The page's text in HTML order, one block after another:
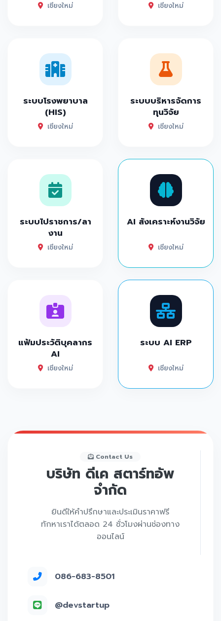
เชียงใหม่ เชียงใหม่
ระบบโรงพยาบาล
(HIS)
เชียงใหม่
ระบบบริหารจัดการ
ทุนวิจัย
เชียงใหม่
ระบบไปราชการ/ลา
งาน
เชียงใหม่
AI สังเคราะห์งานวิจัย
เชียงใหม่
แฟ้มประวัติบุคลากร
AI
เชียงใหม่
ระบบ AI ERP
เชียงใหม่
Contact Us
บริษัท ดีเค สตาร์ทอัพ
จำกัด
ยินดีให้คำปรึกษาและประเมินราคาฟรี
ทักหาเราได้ตลอด 24 ชั่วโมงผ่านช่องทาง
ออนไลน์
086-683-8501
@devstartup